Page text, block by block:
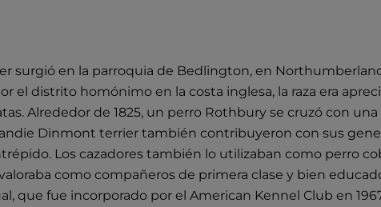
surgió en la parroquia de Bedlington, en
el distrito homónimo en la costa inglesa, la raza era
Alrededor de 1825, un perro Rothbury se cruzó con
Dinmont terrier también contribuyeron con sus
Los cazadores también lo utilizaban como perro
como compañeros de primera clase y bien
que fue incorporado por el American Kennel Club en